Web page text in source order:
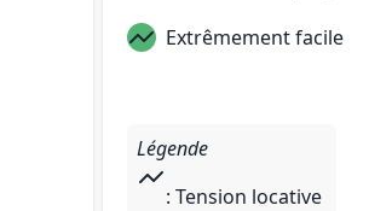
Extrêmement facile
Légende
: Tension locative